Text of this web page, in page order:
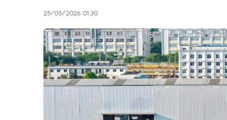
25/05/2026 01:30